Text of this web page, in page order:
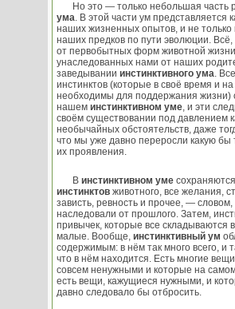
Но это — только небольшая часть
ума. В этой части ум представляется
наших жизненных опытов, и не
наших предков по пути эволюции. Всё,
от первобытных форм животной
унаследованных нами от наших
заведывании инстинктивного ума.
инстинктов (которые в своё время и
необходимы для поддержания жизни)
нашем инстинктивном уме, и эти
своём существовании под давлением
необычайных обстоятельств, даже
что мы уже давно переросли какую бы
их проявления.
В инстинктивном уме
инстинктов животного, все желания,
зависть, ревность и прочее, — словом,
наследовали от прошлого. Затем,
привычек, которые все
малые. Вообще, инстинктивный ум
содержимым: в нём так много всего, и
что в нём находится. Есть многие
совсем ненужными и которые на
есть вещи, кажущиеся нужными, и
давно следовало бы отбросить.